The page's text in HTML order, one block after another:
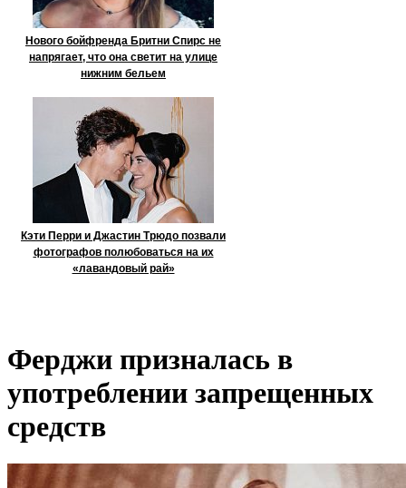
Нового бойфренда Бритни Спирс не
напрягает, что она светит на улице
нижним бельем
Кэти Перри и Джастин Трюдо позвали
фотографов полюбоваться на их
«лавандовый рай»
Ферджи призналась в
употреблении запрещенных
средств